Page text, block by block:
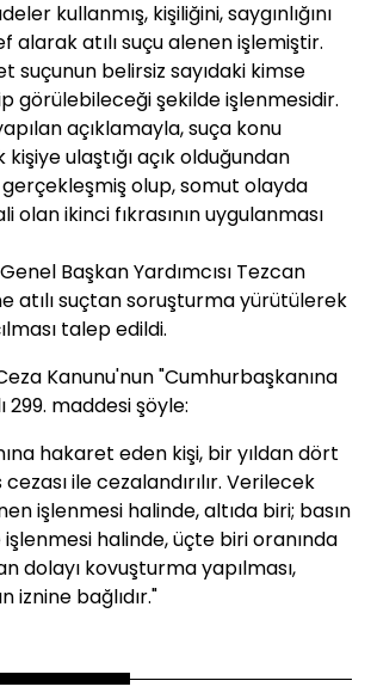
kullanmış, kişiliğini, saygınlığını
alarak atılı suçu alenen işlemiştir.
suçunun belirsiz sayıdaki kimse
görülebileceği şekilde işlenmesidir.
açıklamayla, suça konu
ulaştığı açık olduğundan
olup, somut olayda
olan ikinci fıkrasının uygulanması
Başkan Yardımcısı Tezcan
atılı suçtan soruşturma yürütülerek
talep edildi.
Kanunu'nun "Cumhurbaşkanına
299. maddesi şöyle:
hakaret eden kişi, bir yıldan dört
ile cezalandırılır. Verilecek
işlenmesi halinde, altıda biri; basın
işlenmesi halinde, üçte biri oranında
dolayı kovuşturma yapılması,
iznine bağlıdır."